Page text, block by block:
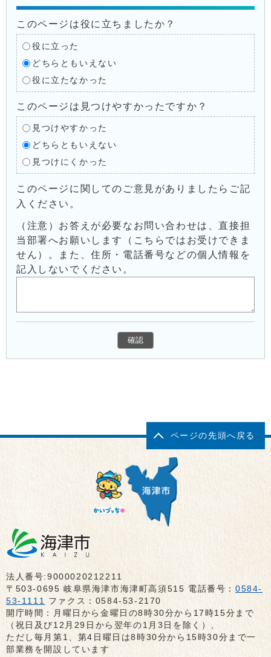
このページは役に立ちましたか？
役に立った
どちらともいえない
役に立たなかった
このページは見つけやすかったですか？
見つけやすかった
どちらともいえない
見つけにくかった
このページに関してのご意見がありましたらご記
入ください。
（注意）お答えが必要なお問い合わせは、直接担
当部署へお願いします（こちらではお受けできま
せん）。また、住所・電話番号などの個人情報を
記入しないでください。
ページの先頭へ戻る
法人番号:9000020212211
〒503-0695 岐阜県海津市海津町高須515 電話番号：0584-
53-1111 ファクス：0584-53-2170
開庁時間：月曜日から金曜日の8時30分から17時15分まで
（祝日及び12月29日から翌年の1月3日を除く）、
ただし毎月第1、第4日曜日は8時30分から15時30分まで一
部業務を開設しています